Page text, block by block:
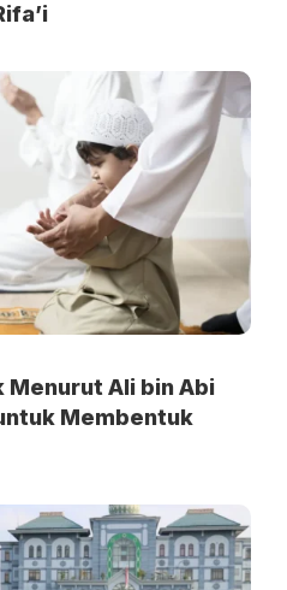
Menurut Ali bin Abi
Membentuk